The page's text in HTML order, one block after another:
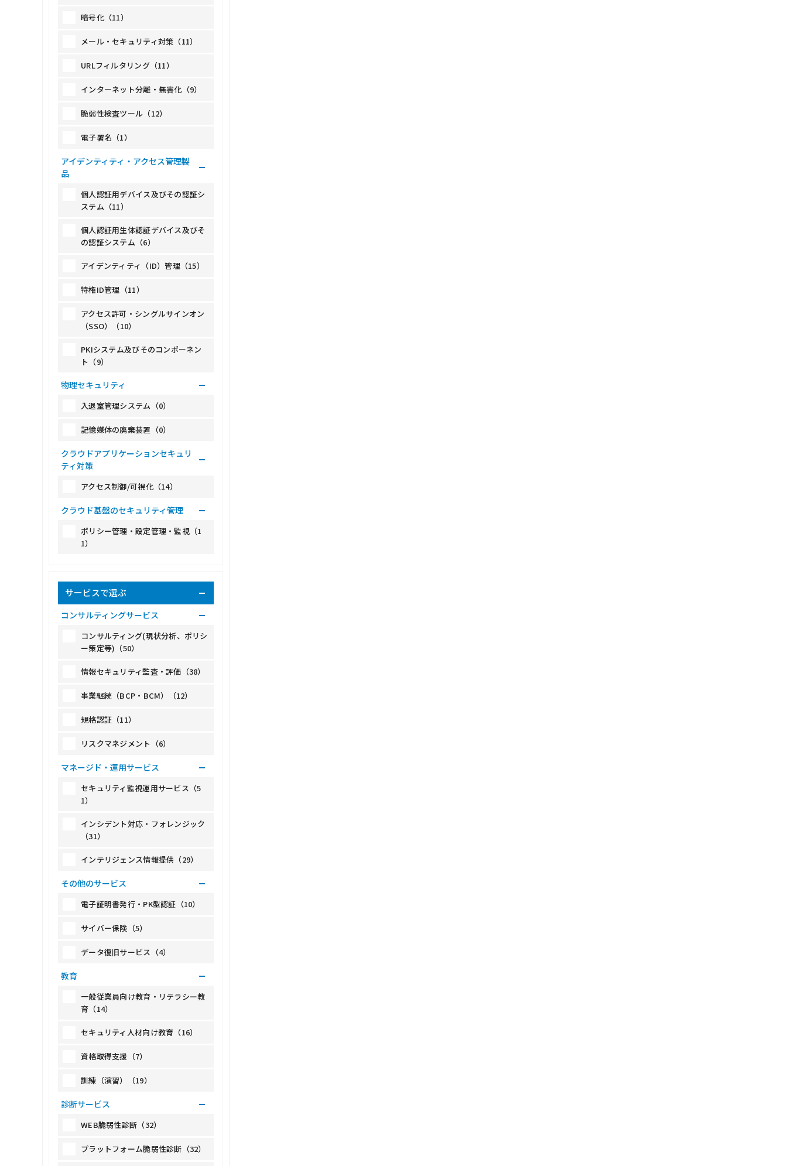
暗号化（11）
メール・セキュリティ対策（11）
URLフィルタリング（11）
インターネット分離・無害化（9）
脆弱性検査ツール（12）
電子署名（1）
アイデンティティ・アクセス管理製
品
個人認証用デバイス及びその認証シ
ステム（11）
個人認証用生体認証デバイス及びそ
の認証システム（6）
アイデンティティ（ID）管理（15）
特権ID管理（11）
アクセス許可・シングルサインオン
（SSO）（10）
PKIシステム及びそのコンポーネン
ト（9）
物理セキュリティ
入退室管理システム（0）
記憶媒体の廃棄装置（0）
クラウドアプリケーションセキュリ
ティ対策
アクセス制御/可視化（14）
クラウド基盤のセキュリティ管理
ポリシー管理・設定管理・監視（1
1）
サービスで選ぶ
コンサルティングサービス
コンサルティング(現状分析、ポリシ
ー策定等)（50）
情報セキュリティ監査・評価（38）
事業継続（BCP・BCM）（12）
規格認証（11）
リスクマネジメント（6）
マネージド・運用サービス
セキュリティ監視運用サービス（5
1）
インシデント対応・フォレンジック
（31）
インテリジェンス情報提供（29）
その他のサービス
電子証明書発行・PK型認証（10）
サイバー保険（5）
データ復旧サービス（4）
教育
一般従業員向け教育・リテラシー教
育（14）
セキュリティ人材向け教育（16）
資格取得支援（7）
訓練（演習）（19）
診断サービス
WEB脆弱性診断（32）
プラットフォーム脆弱性診断（32）